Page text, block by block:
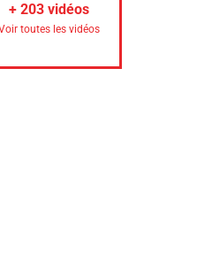
+ 203 vidéos
toutes les vidéos